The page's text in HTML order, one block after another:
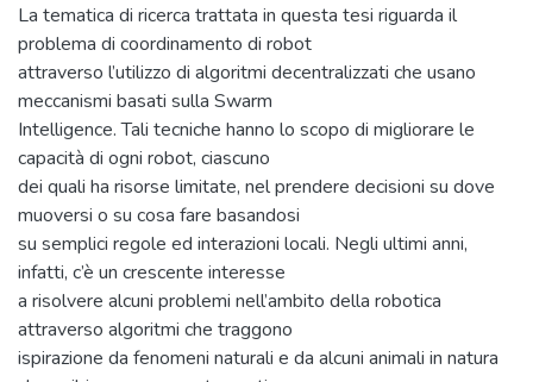
La tematica di ricerca trattata in questa tesi riguarda il
problema di coordinamento di robot
attraverso l’utilizzo di algoritmi decentralizzati che usano
meccanismi basati sulla Swarm
Intelligence. Tali tecniche hanno lo scopo di migliorare le
capacità di ogni robot, ciascuno
dei quali ha risorse limitate, nel prendere decisioni su dove
muoversi o su cosa fare basandosi
su semplici regole ed interazioni locali. Negli ultimi anni,
infatti, c’è un crescente interesse
a risolvere alcuni problemi nell’ambito della robotica
attraverso algoritmi che traggono
ispirazione da fenomeni naturali e da alcuni animali in natura